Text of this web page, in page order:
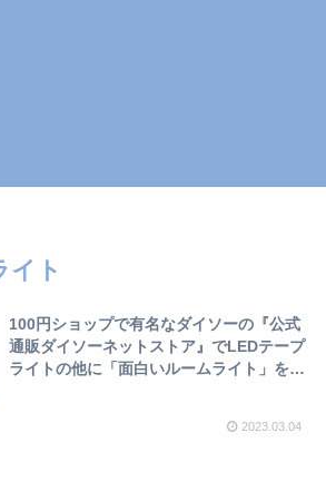
イト
100円ショップで有名なダイソーの『公式
通販ダイソーネットストア』でLEDテープ
ライトの他に「面白いルームライト」を見
2023.03.04